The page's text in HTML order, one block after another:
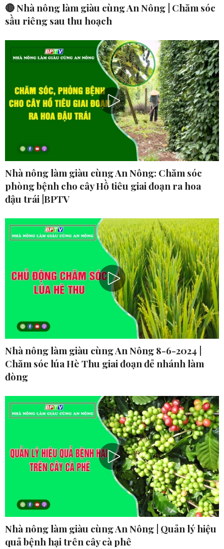
🔴 Nhà nông làm giàu cùng An Nông | Chăm sóc
sầu riêng sau thu hoạch
Nhà nông làm giàu cùng An Nông: Chăm sóc
phòng bệnh cho cây Hồ tiêu giai đoạn ra hoa
đậu trái |BPTV
Nhà nông làm giàu cùng An Nông 8-6-2024 |
Chăm sóc lúa Hè Thu giai đoạn đẻ nhánh làm
đòng
Nhà nông làm giàu cùng An Nông | Quản lý hiệu
quả bệnh hại trên cây cà phê